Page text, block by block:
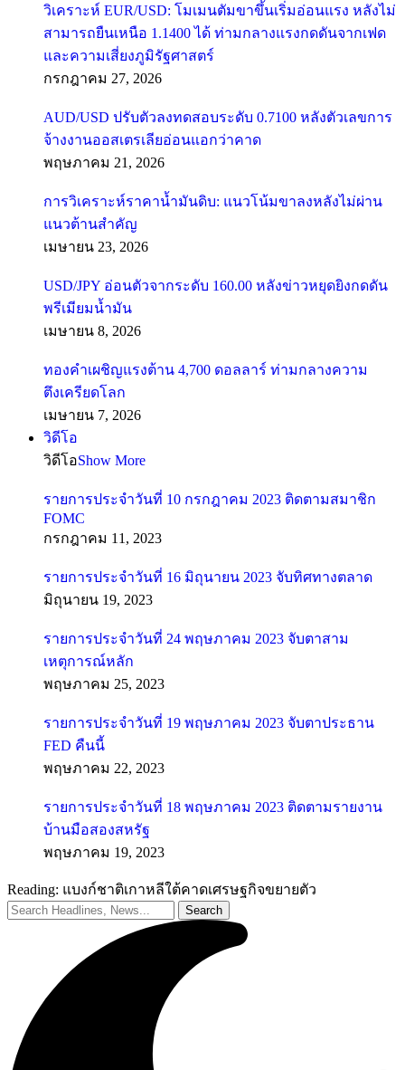
วิเคราะห์ EUR/USD: โมเมนตัมขาขึ้นเริ่มอ่อนแรง หลังไม่
สามารถยืนเหนือ 1.1400 ได้ ท่ามกลางแรงกดดันจากเฟด
และความเสี่ยงภูมิรัฐศาสตร์
กรกฎาคม 27, 2026
AUD/USD ปรับตัวลงทดสอบระดับ 0.7100 หลังตัวเลขการ
จ้างงานออสเตรเลียอ่อนแอกว่าคาด
พฤษภาคม 21, 2026
การวิเคราะห์ราคาน้ำมันดิบ: แนวโน้มขาลงหลังไม่ผ่าน
แนวต้านสำคัญ
เมษายน 23, 2026
USD/JPY อ่อนตัวจากระดับ 160.00 หลังข่าวหยุดยิงกดดัน
พรีเมียมน้ำมัน
เมษายน 8, 2026
ทองคำเผชิญแรงต้าน 4,700 ดอลลาร์ ท่ามกลางความ
ตึงเครียดโลก
เมษายน 7, 2026
วิดีโอ
วิดีโอShow More
รายการประจำวันที่ 10 กรกฎาคม 2023 ติดตามสมาชิก
FOMC
กรกฎาคม 11, 2023
รายการประจำวันที่ 16 มิถุนายน 2023 จับทิศทางตลาด
มิถุนายน 19, 2023
รายการประจำวันที่ 24 พฤษภาคม 2023 จับตาสาม
เหตุการณ์หลัก
พฤษภาคม 25, 2023
รายการประจำวันที่ 19 พฤษภาคม 2023 จับตาประธาน
FED คืนนี้
พฤษภาคม 22, 2023
รายการประจำวันที่ 18 พฤษภาคม 2023 ติดตามรายงาน
บ้านมือสองสหรัฐ
พฤษภาคม 19, 2023
Reading: แบงก์ชาติเกาหลีใต้คาดเศรษฐกิจขยายตัว